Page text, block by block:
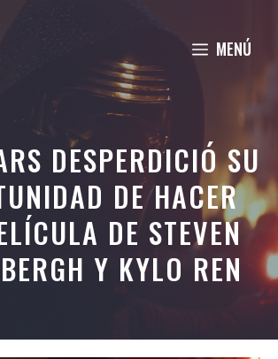
MENÚ
DESPERDICIÓ SU
DE HACER
DE STEVEN
Y KYLO REN